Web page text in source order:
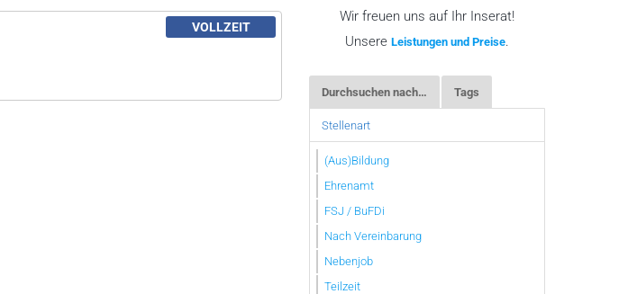
VOLLZEIT
Wir freuen uns auf Ihr Inserat!
Unsere Leistungen und Preise.
Durchsuchen nach… Tags
Stellenart
(Aus)Bildung
Ehrenamt
FSJ / BuFDi
Nach Vereinbarung
Nebenjob
Teilzeit